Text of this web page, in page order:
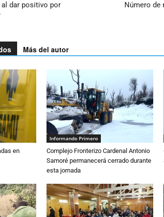
dar positivo por
Número de
Más del autor
en
Informando Primero
Complejo Fronterizo Cardenal Antonio
Samoré permanecerá cerrado durante
esta jornada